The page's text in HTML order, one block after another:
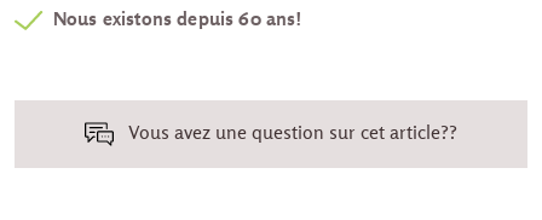
Nous existons depuis 60 ans!
Vous avez une question sur cet article??